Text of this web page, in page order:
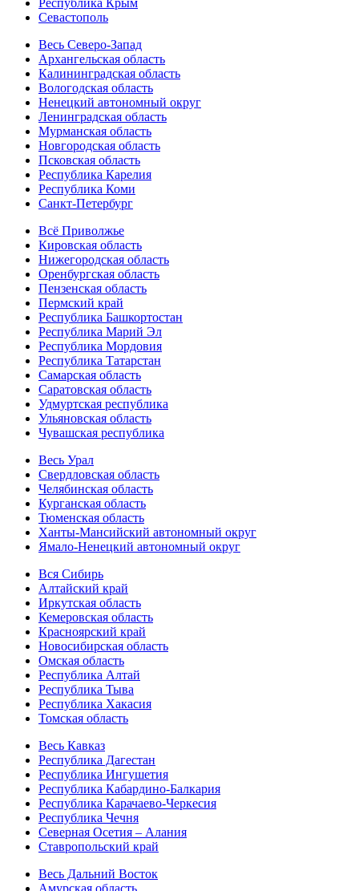
Республика Крым
Севастополь
Весь Северо-Запад
Архангельская область
Калининградская область
Вологодская область
Ненецкий автономный округ
Ленинградская область
Мурманская область
Новгородская область
Псковская область
Республика Карелия
Республика Коми
Санкт-Петербург
Всё Приволжье
Кировская область
Нижегородская область
Оренбургская область
Пензенская область
Пермский край
Республика Башкортостан
Республика Марий Эл
Республика Мордовия
Республика Татарстан
Самарская область
Саратовская область
Удмуртская республика
Ульяновская область
Чувашская республика
Весь Урал
Свердловская область
Челябинская область
Курганская область
Тюменская область
Ханты-Мансийский автономный округ
Ямало-Ненецкий автономный округ
Вся Сибирь
Алтайский край
Иркутская область
Кемеровская область
Красноярский край
Новосибирская область
Омская область
Республика Алтай
Республика Тыва
Республика Хакасия
Томская область
Весь Кавказ
Республика Дагестан
Республика Ингушетия
Республика Кабардино-Балкария
Республика Карачаево-Черкесия
Республика Чечня
Северная Осетия – Алания
Ставропольский край
Весь Дальний Восток
Амурская область